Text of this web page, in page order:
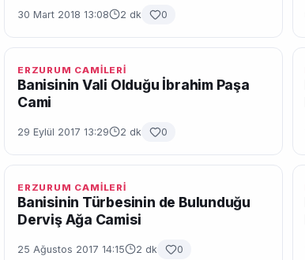
30 Mart 2018 13:08 2 dk 0
ERZURUM CAMİLERİ
Banisinin Vali Olduğu İbrahim Paşa
Cami
29 Eylül 2017 13:29 2 dk 0
ERZURUM CAMİLERİ
Banisinin Türbesinin de Bulunduğu
Derviş Ağa Camisi
25 Ağustos 2017 14:15 2 dk 0